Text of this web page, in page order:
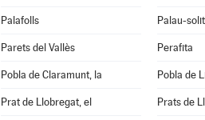
Palafolls Palau-
Parets del Vallès Perafita
Pobla de Claramunt, la Pobla de
Prat de Llobregat, el Prats de